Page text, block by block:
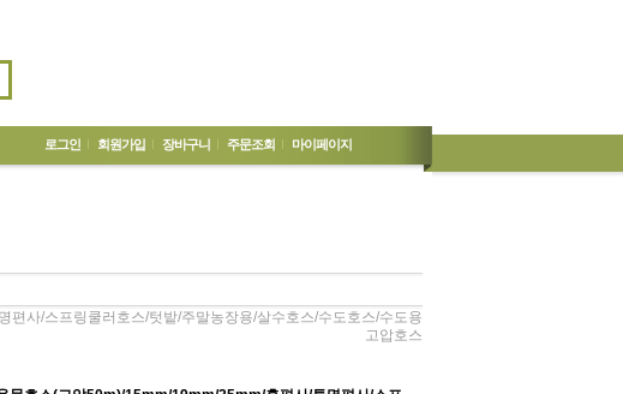
로그인 회원가입 장바구니 주문조회 마이페이지
사/스프링쿨러호스/텃밭/주말농장용/살수호스/수도호스/수도용
고압호스